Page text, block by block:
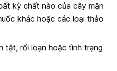
kỳ chất nào của cây mận
khác hoặc các loại thảo
tật, rối loạn hoặc tình trạng